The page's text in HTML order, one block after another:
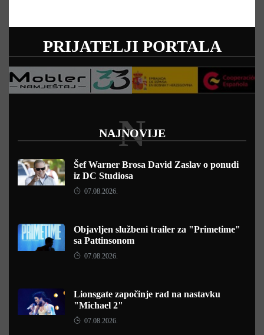
PRIJATELJI PORTALA
NAJNOVIJE
N
Šef Warner Brosa David Zaslav o ponudi
iz DC Studiosa
07.08.2026.
Objavljen službeni trailer za "Primetime"
sa Pattinsonom
07.08.2026.
Lionsgate započinje rad na nastavku
"Michael 2"
07.08.2026.